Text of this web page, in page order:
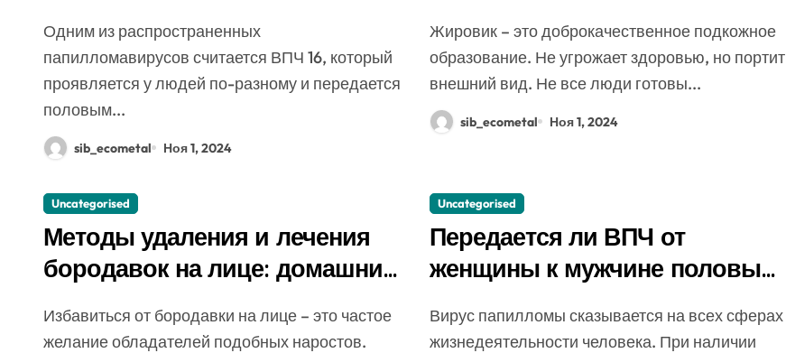
Одним из распространенных
папилломавирусов считается ВПЧ 16, который
проявляется у людей по-разному и передается
половым...
sib_ecometal Ноя 1, 2024
Жировик – это доброкачественное подкожное
образование. Не угрожает здоровью, но портит
внешний вид. Не все люди готовы...
sib_ecometal Ноя 1, 2024
Uncategorised
Методы удаления и лечения
бородавок на лице: домашние
аппаратные методики
Избавиться от бородавки на лице – это частое
желание обладателей подобных наростов.
Uncategorised
Передается ли ВПЧ от
женщины к мужчине половым
заражения
Вирус папилломы сказывается на всех сферах
жизнедеятельности человека. При наличии